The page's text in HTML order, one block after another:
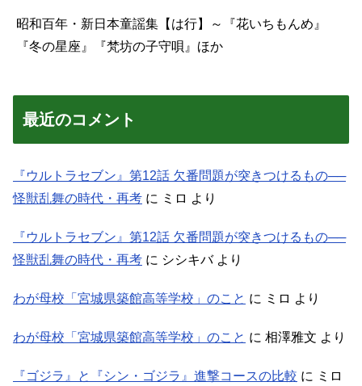
昭和百年・新日本童謡集【は行】～『花いちもんめ』
『冬の星座』『梵坊の子守唄』ほか
最近のコメント
『ウルトラセブン』第12話 欠番問題が突きつけるもの──
怪獣乱舞の時代・再考 に ミロ より
『ウルトラセブン』第12話 欠番問題が突きつけるもの──
怪獣乱舞の時代・再考 に シシキバより
わが母校「宮城県築館高等学校」のこと に ミロ より
わが母校「宮城県築館高等学校」のこと に 相澤雅文 より
『ゴジラ』と『シン・ゴジラ』進撃コースの比較 に ミロ